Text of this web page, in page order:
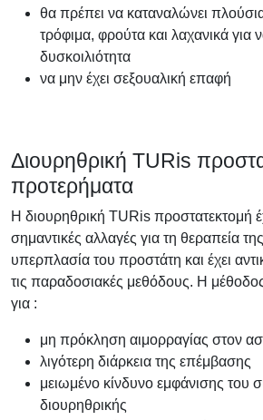
θα πρέπει να καταναλώνει πλούσια
τρόφιμα, φρούτα και λαχανικά για
δυσκοιλιότητα
να μην έχει σεξουαλική επαφή
Διουρηθρική TURis
προτερήματα
Η διουρηθρική TURis προστατεκτομή
σημαντικές αλλαγές για τη θεραπεία
υπερπλασία του προστάτη και έχει
τις παραδοσιακές μεθόδους. Η
για :
μη πρόκληση αιμορραγίας στον
λιγότερη διάρκεια της επέμβασης
μειωμένο κίνδυνο εμφάνισης του
διουρηθρικής